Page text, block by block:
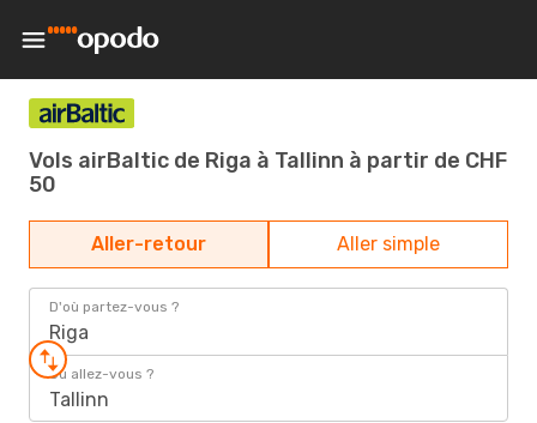
Vols airBaltic de Riga à Tallinn à partir de CHF
50
Aller-retour Aller simple
D'où partez-vous ?
Riga
Où allez-vous ?
Tallinn